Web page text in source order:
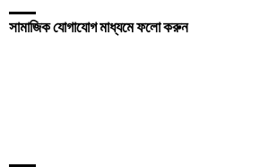
সামাজিক যোগাযোগ মাধ্যমে ফলো করুন